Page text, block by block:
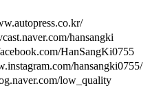
hansangki
HanSangKi0755
hansangki0755/
low_quality